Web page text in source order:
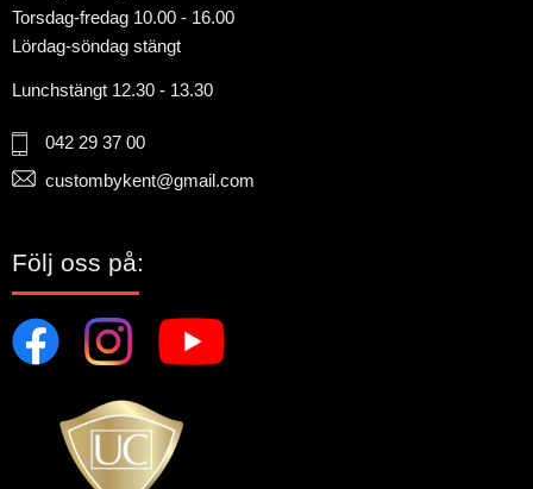
Torsdag-fredag 10.00 - 16.00
Lördag-söndag stängt
Lunchstängt 12.30 - 13.30
042 29 37 00
custombykent@gmail.com
Följ oss på: